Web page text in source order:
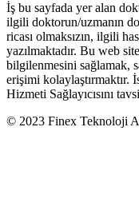
İş bu sayfada yer alan
ilgili doktorun/uzmanın
ricası olmaksızın, ilgili
yazılmaktadır. Bu web
bilgilenmesini sağlamak,
erişimi kolaylaştırmaktır.
Hizmeti Sağlayıcısını
© 2023 Finex Teknoloji